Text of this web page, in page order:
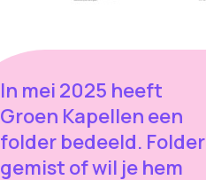
In mei 2025 heeft
Groen Kapellen een
folder bedeeld. Folder
gemist of wil je hem